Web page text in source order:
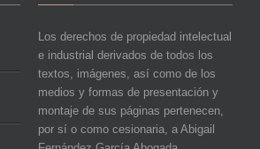
Los derechos de propiedad intelectual
e industrial derivados de todos los
textos, imágenes, así como de los
medios y formas de presentación y
montaje de sus páginas pertenecen,
por sí o como cesionaria, a Abigail